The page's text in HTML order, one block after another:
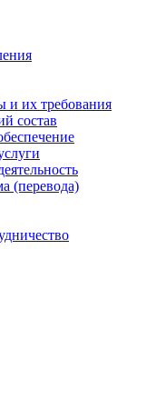
и их требования
состав
(перевода)